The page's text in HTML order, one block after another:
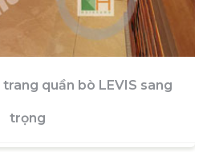
quần bò LEVIS sang
trọng